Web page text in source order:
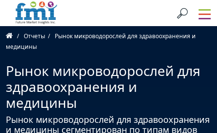
Отчеты
Рынок микроводорослей для здравоохранения и
медицины
Рынок микроводорослей для
здравоохранения и
медицины
Рынок микроводорослей для здравоохранения
и медицины сегментирован по типам видов